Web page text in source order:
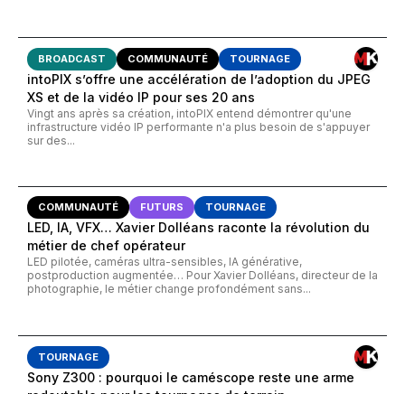
BROADCAST COMMUNAUTÉ TOURNAGE
intoPIX s’offre une accélération de l’adoption du JPEG
XS et de la vidéo IP pour ses 20 ans
Vingt ans après sa création, intoPIX entend démontrer qu'une
infrastructure vidéo IP performante n'a plus besoin de s'appuyer
sur des...
COMMUNAUTÉ FUTURS TOURNAGE
LED, IA, VFX… Xavier Dolléans raconte la révolution du
métier de chef opérateur
LED pilotée, caméras ultra-sensibles, IA générative,
postproduction augmentée… Pour Xavier Dolléans, directeur de la
photographie, le métier change profondément sans...
TOURNAGE
Sony Z300 : pourquoi le caméscope reste une arme